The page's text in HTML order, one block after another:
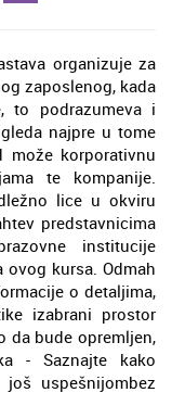
organizuje za
zaposlenog, kada
to podrazumeva i
najpre u tome
može korporativnu
te kompanije.
lice u okviru
predstavnicima
institucije
kursa. Odmah
o detaljima,
izabrani prostor
da bude opremljen,
- Saznajte kako
uspešnijombez